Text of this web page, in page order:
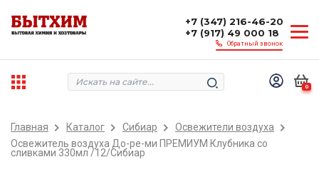
+7 (347) 216-46-20
+7 (917) 49 000 18
Обратный звонок
0
Главная Каталог Сибиар
Освежители воздуха
Освежитель воздуха До-ре-ми ПРЕМИУМ Клубника со
сливками 330мл /12/Сибиар